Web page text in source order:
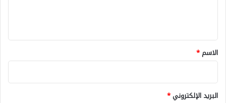
*
الاسم*
البريد الإلكتروني*